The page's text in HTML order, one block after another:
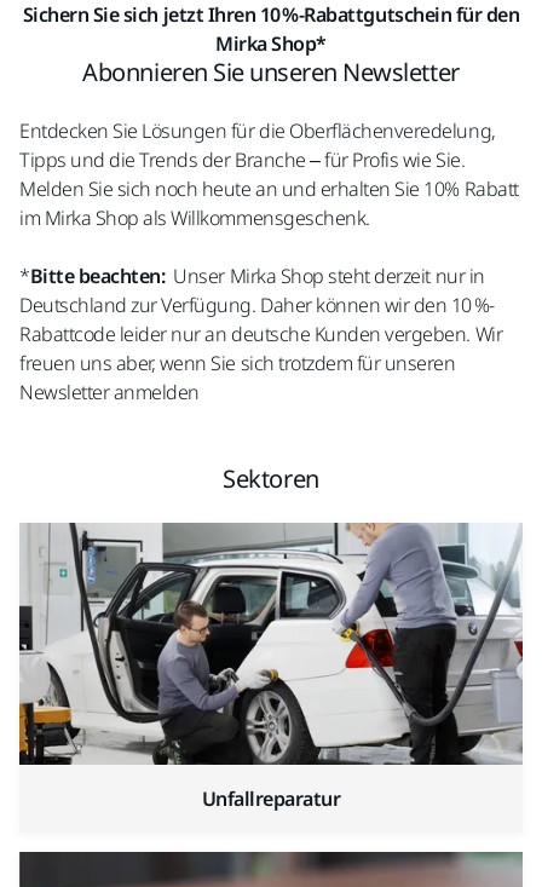
Sichern Sie sich jetzt Ihren 10 %-Rabattgutschein für den
Mirka Shop*
Abonnieren Sie unseren Newsletter
Entdecken Sie Lösungen für die Oberflächenveredelung,
Tipps und die Trends der Branche – für Profis wie Sie.
Melden Sie sich noch heute an und erhalten Sie 10% Rabatt
im Mirka Shop als Willkommensgeschenk.
*Bitte beachten:Unser Mirka Shop steht derzeit nur in
Deutschland zur Verfügung. Daher können wir den 10 %-
Rabattcode leider nur an deutsche Kunden vergeben. Wir
freuen uns aber, wenn Sie sich trotzdem für unseren
Newsletter anmelden
Sektoren
Unfallreparatur